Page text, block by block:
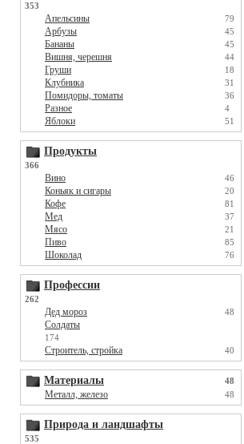
353
Апельсины 79
Арбузы 45
Бананы 45
Вишня, черешня 44
Груши 18
Клубника 31
Помидоры, томаты 36
Разное 4
Яблоки 51
Продукты
366
Вино 46
Коньяк и сигары 20
Кофе 81
Мед 37
Мясо 21
Пиво 85
Шоколад 76
Профессии
262
Дед мороз 48
Солдаты
174
Строитель, стройка 40
Материалы 48
Металл, железо 48
Природа и ландшафты
535